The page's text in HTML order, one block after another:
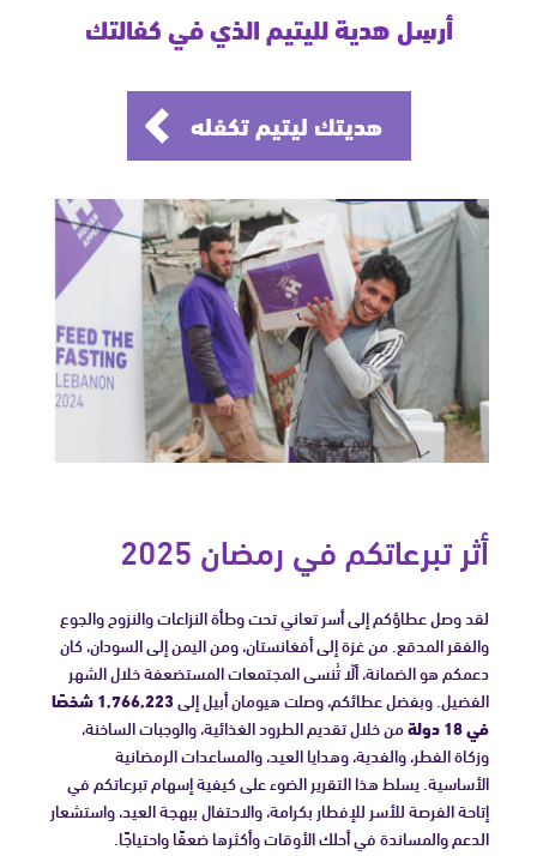
أرسِل هدية لليتيم الذي في كفالتك
هديتك ليتيم تكفله
أثر تبرعاتكم في رمضان 2025
لقد وصل عطاؤكم إلى أسر تعاني تحت وطأة النزاعات والنزوح والجوع
والفقر المدقع. من غزة إلى أفغانستان، ومن اليمن إلى السودان، كان
دعمكم هو الضمانة، ألّا تُنسى المجتمعات المستضعفة خلال الشهر
الفضيل. وبفضل عطائكم، وصلت هيومان أبيل إلى
1,766,223 شخصًا
في 18 دولة
من خلال تقديم الطرود الغذائية، والوجبات الساخنة،
وزكاة الفطر، والفدية، وهدايا العيد، والمساعدات الرمضانية
الأساسية. يسلط هذا التقرير الضوء على كيفية إسهام تبرعاتكم في
إتاحة الفرصة للأسر للإفطار بكرامة، والاحتفال ببهجة العيد، واستشعار
الدعم والمساندة في أحلك الأوقات وأكثرها ضعفًا واحتياجًا.